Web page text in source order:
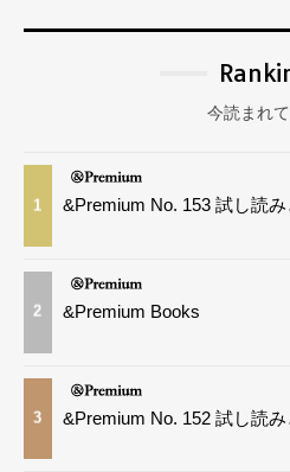
今読まれ
1 &Premium No. 153 試し読
2 &Premium Books
3 &Premium No. 152 試し読